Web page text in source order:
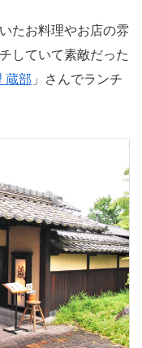
たお料理やお店の雰
していて素敵だった
蔵部 」さんでランチ